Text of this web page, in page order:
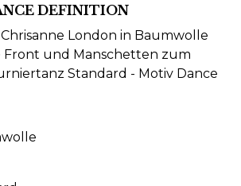
DEFINITION
London in Baumwolle
und Manschetten zum
Standard - Motiv Dance